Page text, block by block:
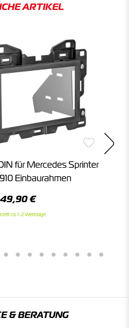
ARTIKEL
für Mercedes Sprinter
Einbaurahmen
49,90 €
ca. 1-2 Werktage
& BERATUNG